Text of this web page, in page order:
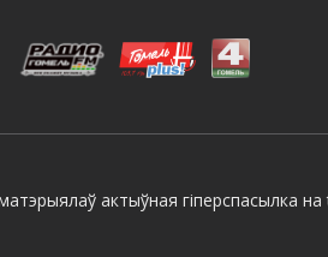
актыўная гіперспасылка